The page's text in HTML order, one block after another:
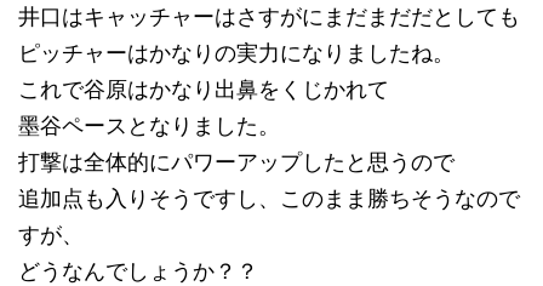
井口はキャッチャーはさすがにまだまだだとしても
ピッチャーはかなりの実力になりましたね。
これで谷原はかなり出鼻をくじかれて
墨谷ペースとなりました。
打撃は全体的にパワーアップしたと思うので
追加点も入りそうですし、このまま勝ちそうなので
すが、
どうなんでしょうか？？